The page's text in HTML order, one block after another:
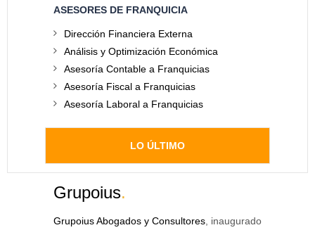
ASESORES DE FRANQUICIA
Dirección Financiera Externa
Análisis y Optimización Económica
Asesoría Contable a Franquicias
Asesoría Fiscal a Franquicias
Asesoría Laboral a Franquicias
LO ÚLTIMO
Grupoius.
Grupoius Abogados y Consultores , inaugurado